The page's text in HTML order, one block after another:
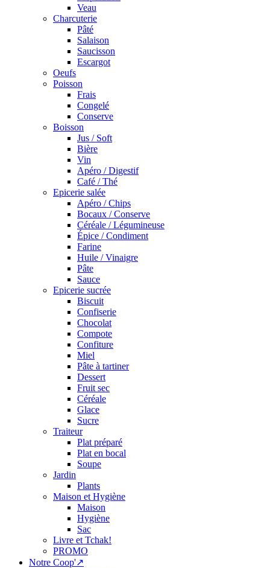
Veau
Charcuterie
Pâté
Salaison
Saucisson
Escargot
Oeufs
Poisson
Frais
Congelé
Conserve
Boisson
Jus / Soft
Bière
Vin
Apéro / Digestif
Café / Thé
Epicerie salée
Apéro / Chips
Bocaux / Conserve
Céréale / Légumineuse
Épice / Condiment
Farine
Huile / Vinaigre
Pâte
Sauce
Epicerie sucrée
Biscuit
Confiserie
Chocolat
Compote
Confiture
Miel
Pâte à tartiner
Dessert
Fruit sec
Céréale
Glace
Sucre
Traiteur
Plat préparé
Plat en bocal
Soupe
Jardin
Plants
Maison et Hygiène
Maison
Hygiène
Sac
Livre et Tchak!
PROMO
Notre Coop'↗